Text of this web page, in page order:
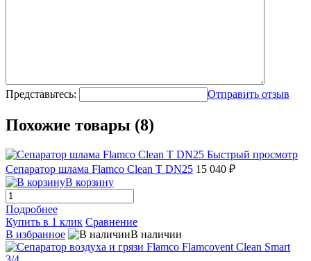
Представьтесь: Отправить отзыв
Похожие товары (8)
Быстрый просмотр
Сепаратор шлама Flamco Clean T DN25 15 040 ₽
В корзину
Подробнее
Купить в 1 клик Сравнение
В избранное
В наличии